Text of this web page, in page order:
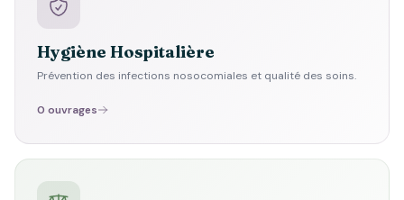
Hygiène Hospitalière
Prévention des infections nosocomiales et qualité des soins.
0 ouvrages